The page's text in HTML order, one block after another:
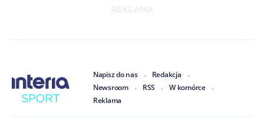
Napisz do nas
Redakcja
Newsroom
RSS
W komórce
Reklama